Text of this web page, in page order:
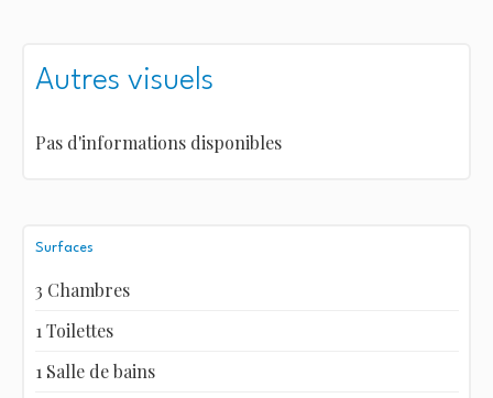
Autres visuels
Pas d'informations disponibles
Surfaces
3 Chambres
1 Toilettes
1 Salle de bains